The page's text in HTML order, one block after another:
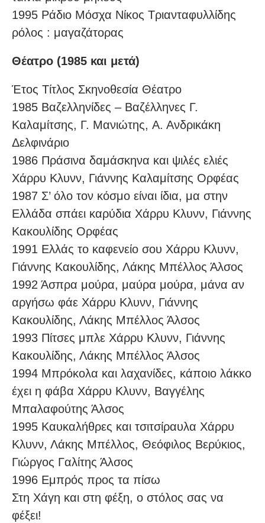
1995 Ράδιο Μόσχα Νίκος Τριανταφυλλίδης
ρόλος : μαγαζάτορας
Θέατρο (1985 και μετά)
Έτος Τίτλος Σκηνοθεσία Θέατρο
1985 Βαζελληνίδες – Βαζέλληνες Γ.
Kαλαμίτσης, Γ. Mανιώτης, A. Aνδρικάκη
Δελφινάριο
1986 Πράσινα δαμάσκηνα και ψιλές ελιές
Xάρρυ Kλυνν, Γιάννης Kαλαμίτσης Ορφέας
1987 Σ’ όλο τον κόσμο είναι ίδια, μα στην
Ελλάδα σπάει καρύδια Xάρρυ Kλυνν, Γιάννης
Kακουλίδης Ορφέας
1991 Eλλάς το καφενείο σου Xάρρυ Kλυνν,
Γιάννης Kακουλίδης, Λάκης Μπέλλος Άλσος
1992 Άσπρα μούρα, μαύρα μούρα, μάνα αν
αργήσω φάε Xάρρυ Kλυνν, Γιάννης
Kακουλίδης, Λάκης Μπέλλος Άλσος
1993 Πίτσες μπλε Xάρρυ Kλυνν, Γιάννης
Kακουλίδης, Λάκης Μπέλλος Άλσος
1994 Μπρόκολα και λαχανίδες, κάποιο λάκκο
έχει η φάβα Xάρρυ Kλυνν, Bαγγέλης
Mπαλαφούτης Άλσος
1995 Καυκαλήθρες και τσιτσίραυλα Xάρρυ
Kλυνν, Λάκης Mπέλλος, Θεόφιλος Bερύκιος,
Γιώργος Γαλίτης Άλσος
1996 Εμπρός προς τα πίσω
Στη Χάγη και στη φέξη, ο στόλος σας να
φέξει!